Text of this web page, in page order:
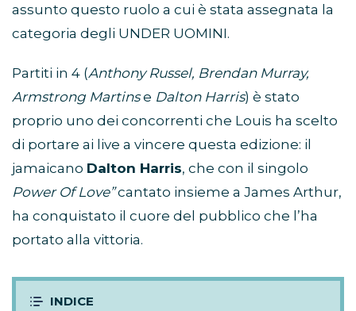
assunto questo ruolo a cui è stata assegnata la
categoria degli UNDER UOMINI.
Partiti in 4 (Anthony Russel, Brendan Murray,
Armstrong Martinse Dalton Harris) è stato
proprio uno dei concorrenti che Louis ha scelto
di portare ai live a vincere questa edizione: il
jamaicano Dalton Harris, che con il singolo
Power Of Love”cantato insieme a James Arthur,
ha conquistato il cuore del pubblico che l’ha
portato alla vittoria.